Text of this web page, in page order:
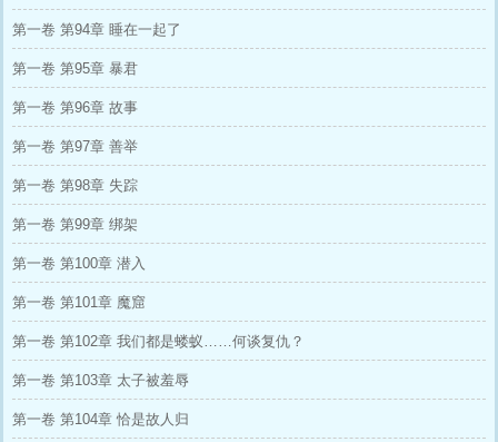
第一卷 第94章 睡在一起了
第一卷 第95章 暴君
第一卷 第96章 故事
第一卷 第97章 善举
第一卷 第98章 失踪
第一卷 第99章 绑架
第一卷 第100章 潜入
第一卷 第101章 魔窟
第一卷 第102章 我们都是蝼蚁……何谈复仇？
第一卷 第103章 太子被羞辱
第一卷 第104章 恰是故人归